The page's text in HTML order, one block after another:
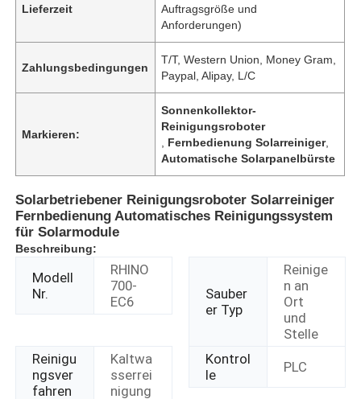
Lieferzeit
Auftragsgröße und
Anforderungen)
Zahlungsbedingungen
T/T, Western Union, Money Gram,
Paypal, Alipay, L/C
Markieren:
Sonnenkollektor-
Reinigungsroboter
Fernbedienung Solarreiniger,
Automatische Solarpanelbürste
Solarbetriebener Reinigungsroboter Solarreiniger
Fernbedienung Automatisches Reinigungssystem
für Solarmodule
Beschreibung:
Modell
Nr.
RHINO
700-
EC6
Sauber
er Typ
Reinige
n an
Ort
und
Stelle
Reinigu
ngsver
fahren
Kaltwa
sserrei
nigung
Kontrol
le
PLC